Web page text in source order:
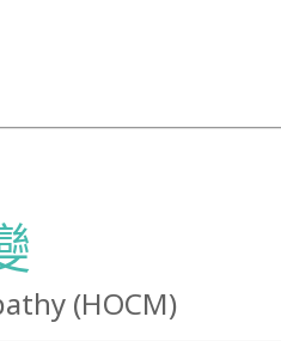
(HOCM)